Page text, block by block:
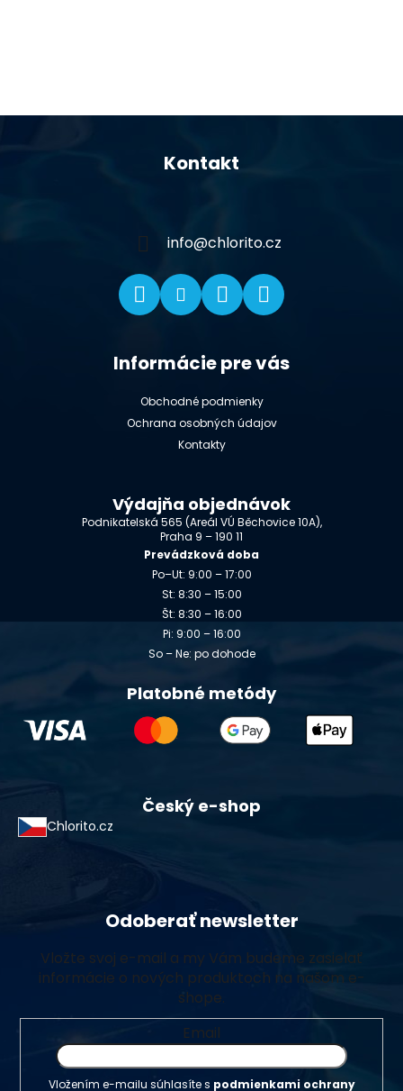
Kontakt
info@chlorito.cz
Informácie pre vás
Obchodné podmienky
Ochrana osobných údajov
Kontakty
Výdajňa objednávok
Podnikatelská 565 (Areál VÚ Běchovice 10A),
Praha 9 – 190 11
Prevádzková doba
Po–Ut: 9:00 – 17:00
St: 8:30 – 15:00
Št: 8:30 – 16:00
Pi: 9:00 – 16:00
So – Ne: po dohode
Platobné metódy
Český e-shop
Chlorito.cz
Odoberať newsletter
Vložte svoj e-mail a my Vám budeme zasielať
informácie o nových produktoch na našom e-
shope.
Email
Vložením e-mailu súhlasíte s podmienkami ochrany